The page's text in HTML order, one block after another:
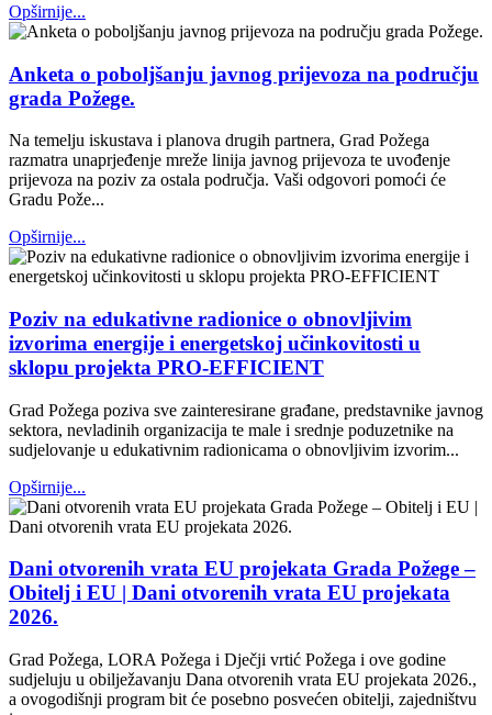
Opširnije...
Anketa o poboljšanju javnog prijevoza na području
grada Požege.
Na temelju iskustava i planova drugih partnera, Grad Požega
razmatra unaprjeđenje mreže linija javnog prijevoza te uvođenje
prijevoza na poziv za ostala područja. Vaši odgovori pomoći će
Gradu Pože...
Opširnije...
Poziv na edukativne radionice o obnovljivim
izvorima energije i energetskoj učinkovitosti u
sklopu projekta PRO-EFFICIENT
Grad Požega poziva sve zainteresirane građane, predstavnike javnog
sektora, nevladinih organizacija te male i srednje poduzetnike na
sudjelovanje u edukativnim radionicama o obnovljivim izvorim...
Opširnije...
Dani otvorenih vrata EU projekata Grada Požege –
Obitelj i EU | Dani otvorenih vrata EU projekata
2026.
Grad Požega, LORA Požega i Dječji vrtić Požega i ove godine
sudjeluju u obilježavanju Dana otvorenih vrata EU projekata 2026.,
a ovogodišnji program bit će posebno posvećen obitelji, zajedništvu